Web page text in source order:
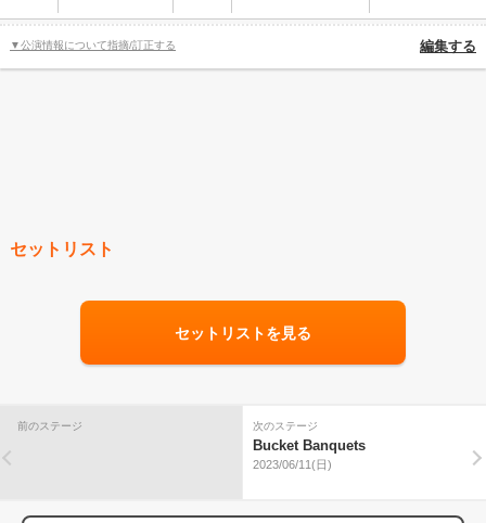
▼公演情報について指摘/訂正する 編集する
セットリスト
セットリストを見る
前のステージ 次のステージ
Bucket Banquets
2023/06/11(日)